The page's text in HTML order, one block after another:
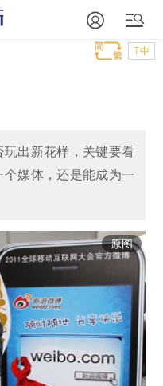
T中
出新花样，关键要看
媒体，还是能成为一
原图